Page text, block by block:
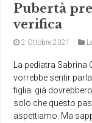
Pubertà
verifica
2 Ottobre 2021
La pediatra
vorrebbe sentir
figlia: già
solo che questo
aspettiamo. Ma